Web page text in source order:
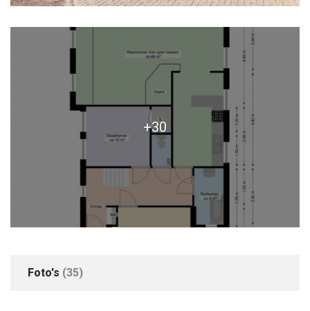
Schuur/berging
Parkeergelegenheid
+30
Foto's (35)